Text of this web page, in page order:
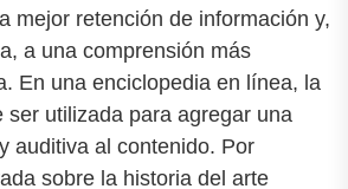
mejor retención de información y,
a una comprensión más
En una enciclopedia en línea, la
ser utilizada para agregar una
auditiva al contenido. Por
sobre la historia del arte